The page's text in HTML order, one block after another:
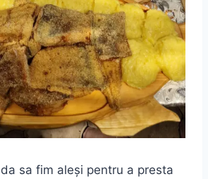
sa fim aleși pentru a presta